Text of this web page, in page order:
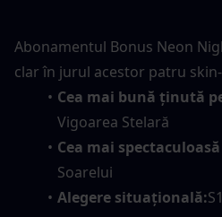
Abonamentul Bonus Neon
clar în jurul acestor patru
Cea mai bună ținută
Vigoarea Stelară
Cea mai
Soarelui
Alegere situațională: